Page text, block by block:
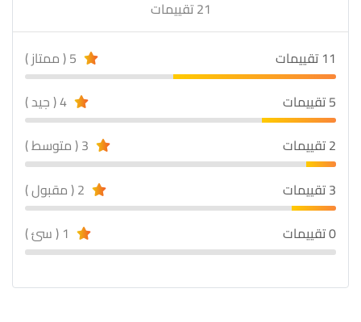
21 تقييمات
11 تقييمات
5 تقييمات
2 تقييمات
3 تقييمات
0 تقييمات